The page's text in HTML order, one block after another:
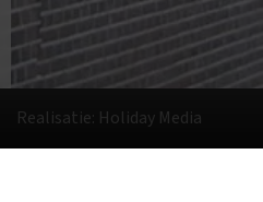
Realisatie: Holiday Media